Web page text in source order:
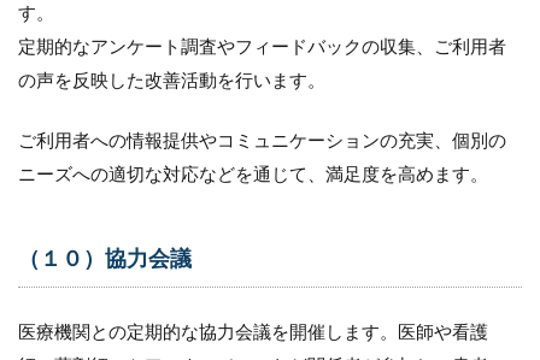
す。
定期的なアンケート調査やフィードバックの収集、ご利用者
の声を反映した改善活動を行います。
ご利用者への情報提供やコミュニケーションの充実、個別の
ニーズへの適切な対応などを通じて、満足度を高めます。
（１０）協力会議
医療機関との定期的な協力会議を開催します。医師や看護